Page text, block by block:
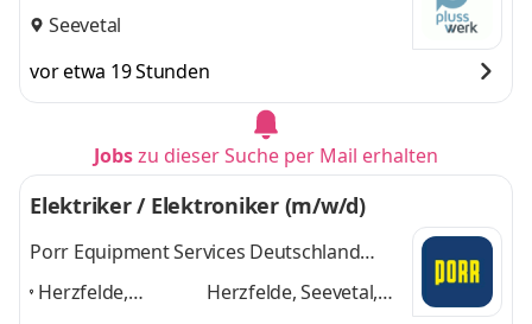
Seevetal
vor etwa 19 Stunden
Jobszu dieser Suche per Mail erhalten
Elektriker / Elektroniker (m/w/d)
Porr Equipment Services Deutschland
GmbH
Herzfelde,
Herzfelde, Seevetal,